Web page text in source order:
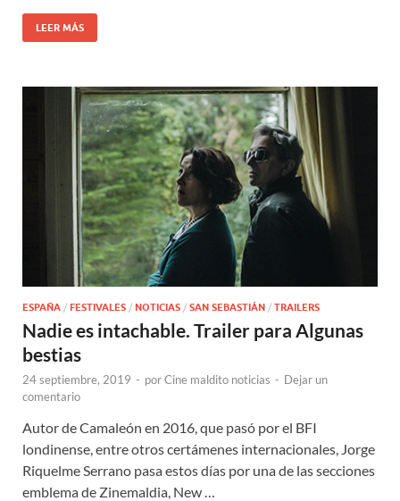
LEER MÁS
ESPAÑA / FESTIVALES / NOTICIAS / SAN SEBASTIÁN / TRAILERS
Nadie es intachable. Trailer para Algunas
bestias
24 septiembre, 2019 - porCine maldito noticias - Dejar un
comentario
Autor de Camaleón en 2016, que pasó por el BFI
londinense, entre otros certámenes internacionales, Jorge
Riquelme Serrano pasa estos días por una de las secciones
emblema de Zinemaldia, New …